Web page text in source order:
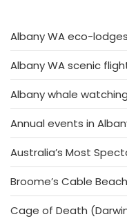
Albany WA eco-lodges
Albany WA scenic
Albany whale
Annual events in
Australia’s Most
Broome’s Cable Beach
Cage of Death